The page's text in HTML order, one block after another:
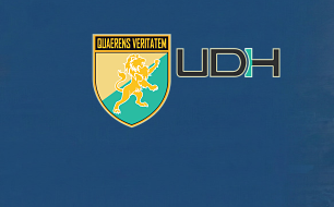
ListarGerencia en